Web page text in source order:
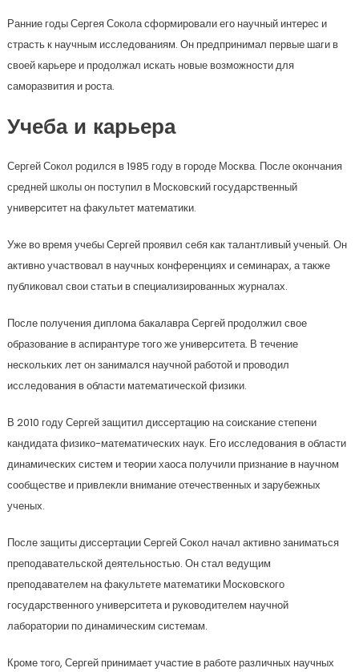
Ранние годы Сергея Сокола сформировали его научный интерес и
страсть к научным исследованиям. Он предпринимал первые шаги в
своей карьере и продолжал искать новые возможности для
саморазвития и роста.
Учеба и карьера
Сергей Сокол родился в 1985 году в городе Москва. После окончания
средней школы он поступил в Московский государственный
университет на факультет математики.
Уже во время учебы Сергей проявил себя как талантливый ученый. Он
активно участвовал в научных конференциях и семинарах, а также
публиковал свои статьи в специализированных журналах.
После получения диплома бакалавра Сергей продолжил свое
образование в аспирантуре того же университета. В течение
нескольких лет он занимался научной работой и проводил
исследования в области математической физики.
В 2010 году Сергей защитил диссертацию на соискание степени
кандидата физико-математических наук. Его исследования в области
динамических систем и теории хаоса получили признание в научном
сообществе и привлекли внимание отечественных и зарубежных
ученых.
После защиты диссертации Сергей Сокол начал активно заниматься
преподавательской деятельностью. Он стал ведущим
преподавателем на факультете математики Московского
государственного университета и руководителем научной
лаборатории по динамическим системам.
Кроме того, Сергей принимает участие в работе различных научных